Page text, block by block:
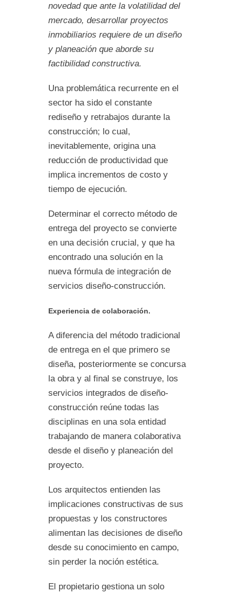
novedad que ante la volatilidad del
mercado, desarrollar proyectos
inmobiliarios requiere de un diseño
y planeación que aborde su
factibilidad constructiva.
Una problemática recurrente en el
sector ha sido el constante
rediseño y retrabajos durante la
construcción; lo cual,
inevitablemente, origina una
reducción de productividad que
implica incrementos de costo y
tiempo de ejecución.
Determinar el correcto método de
entrega del proyecto se convierte
en una decisión crucial, y que ha
encontrado una solución en la
nueva fórmula de integración de
servicios diseño-construcción.
Experiencia de colaboración.
A diferencia del método tradicional
de entrega en el que primero se
diseña, posteriormente se concursa
la obra y al final se construye, los
servicios integrados de diseño-
construcción reúne todas las
disciplinas en una sola entidad
trabajando de manera colaborativa
desde el diseño y planeación del
proyecto.
Los arquitectos entienden las
implicaciones constructivas de sus
propuestas y los constructores
alimentan las decisiones de diseño
desde su conocimiento en campo,
sin perder la noción estética.
El propietario gestiona un solo